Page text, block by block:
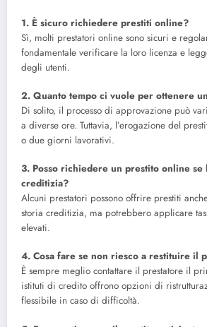
1. È sicuro richiedere prestiti online?
Sì, molti prestatori online sono sicuri e
fondamentale verificare la loro licenza e
degli utenti.
2. Quanto tempo ci vuole per ottenere
Di solito, il processo di approvazione può
a diverse ore. Tuttavia, l’erogazione del
o due giorni lavorativi.
3. Posso richiedere un prestito online se
creditizia?
Alcuni prestatori possono offrire prestiti
storia creditizia, ma potrebbero applicare
elevati.
4. Cosa fare se non riesco a restituire il
È sempre meglio contattare il prestatore il
istituti di credito offrono opzioni di
flessibile in caso di difficoltà.